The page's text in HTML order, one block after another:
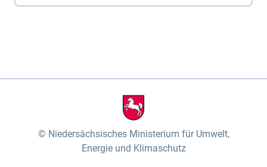
Niedersächsisches Ministerium für Umwelt,
Energie und Klimaschutz